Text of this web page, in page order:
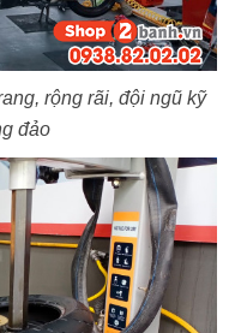
rộng rãi, đội ngũ kỹ
đảo